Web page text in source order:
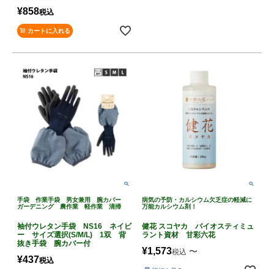
¥858税込
カートに入れる
手袋 作業手袋 男女兼用 腕カバー
ガーデニング 農作業 軽作業 清掃
袖付ウレタン手袋 NS16 ネイビ
ー サイズ選択(S/M/L) 1双 背
抜き手袋 腕カバー付
¥437税込
病気の予防・カルシウム欠乏症の軽減に
万能カルシウム剤！
健花 スコヤカ バイオスティミュ
ラント資材 甘彩六花
¥1,573税込 〜